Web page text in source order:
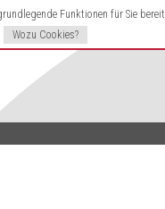
Funktionen für Sie
Wozu Cookies?